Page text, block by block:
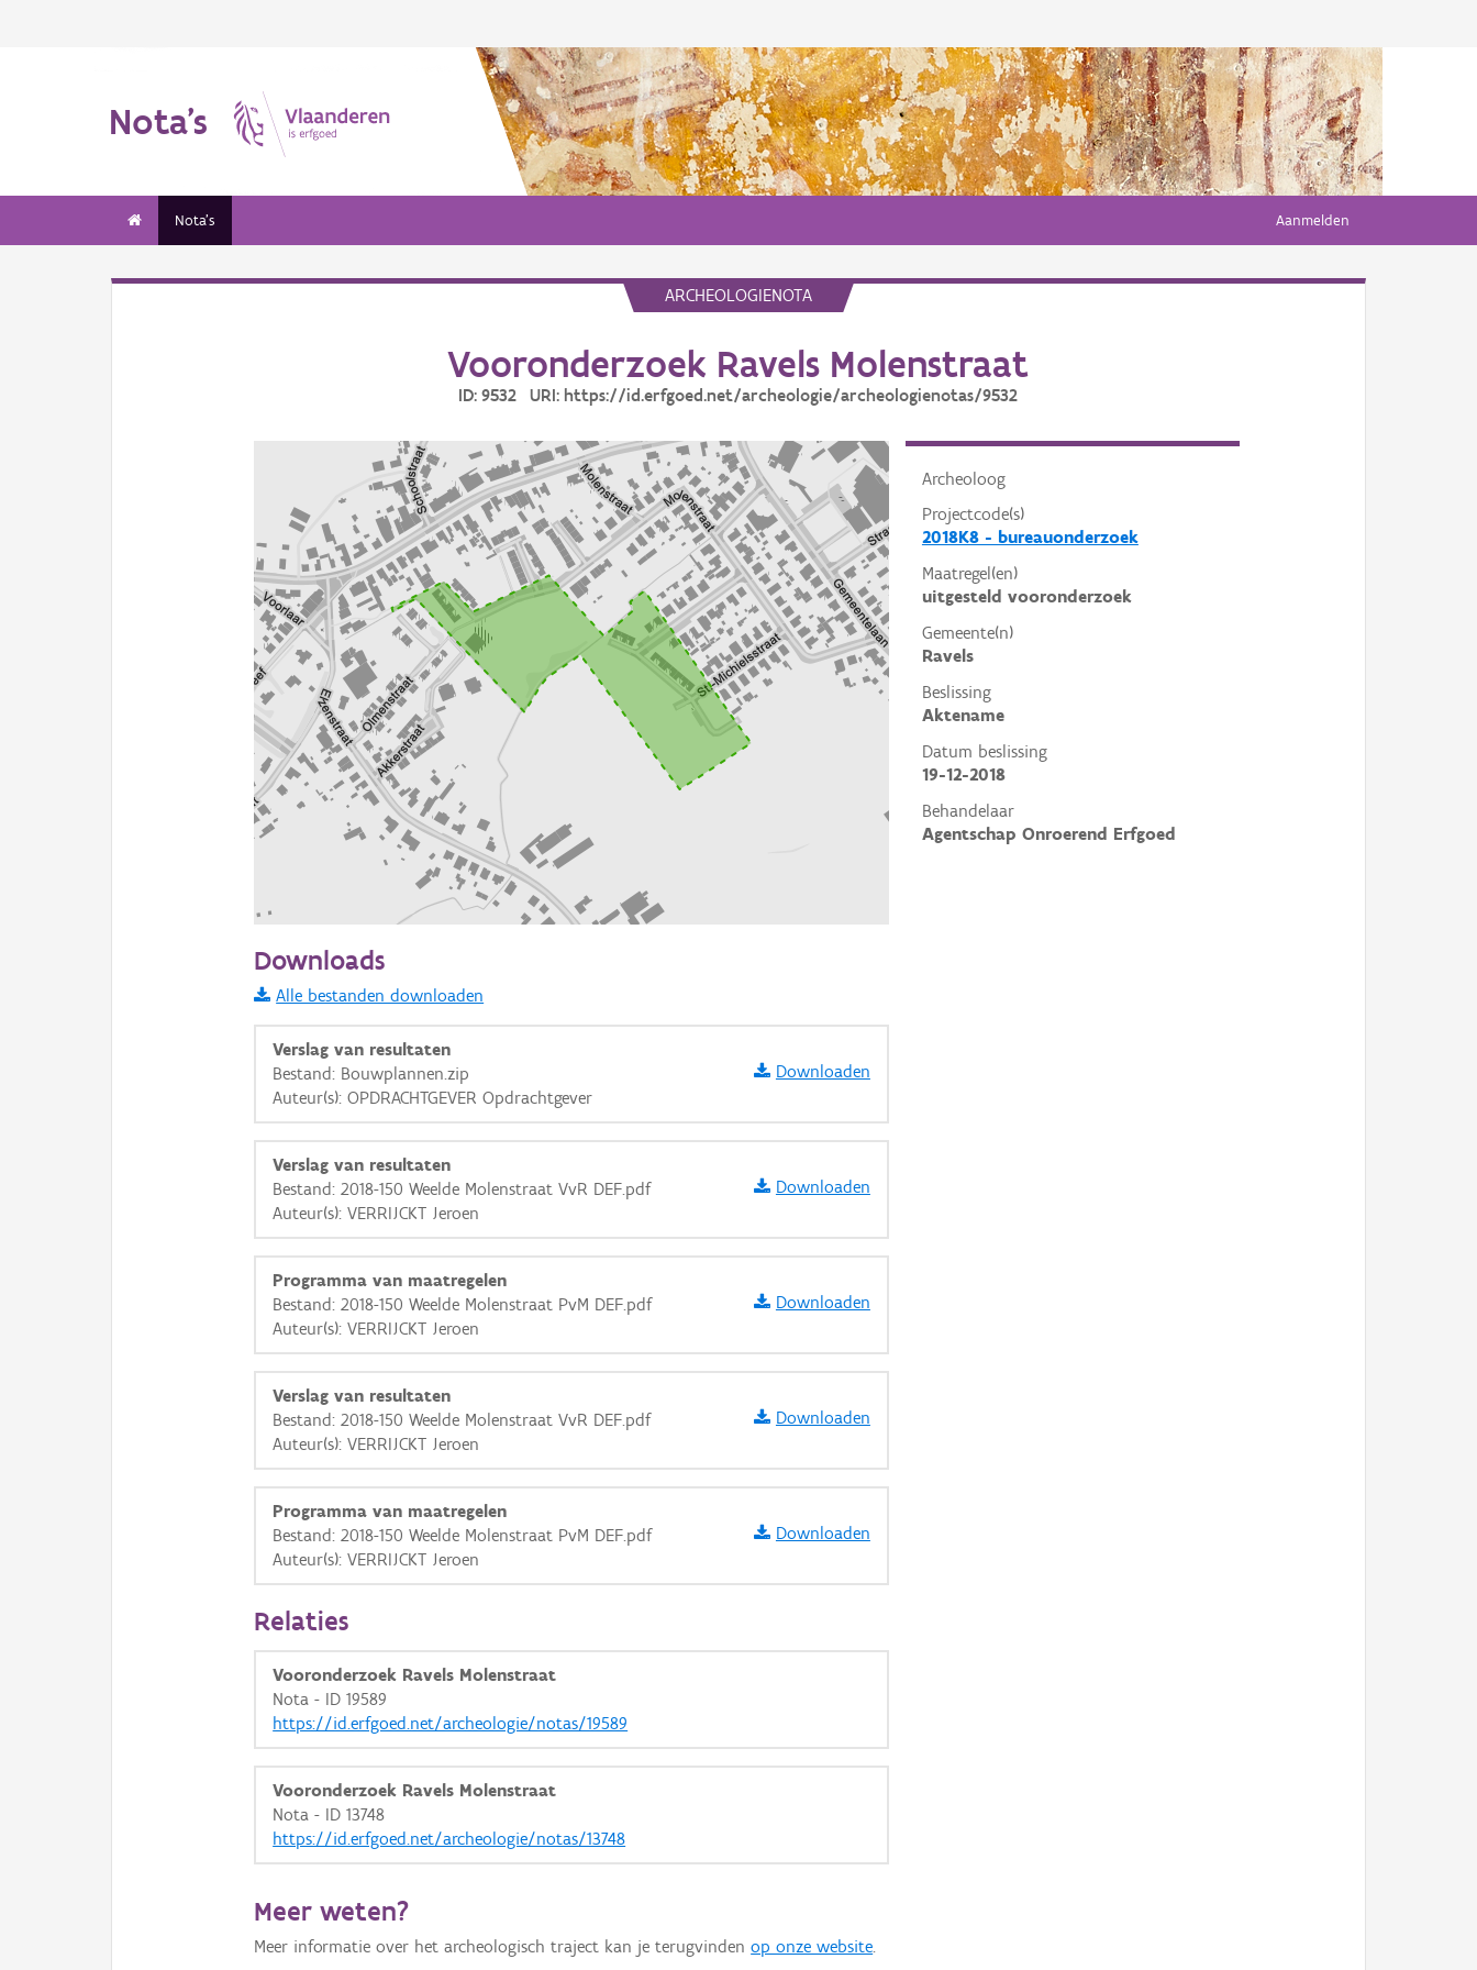
Nota's
Nota's Aanmelden
ARCHEOLOGIENOTA
Vooronderzoek Ravels Molenstraat
ID: 9532 URI: https://id.erfgoed.net/archeologie/archeologienotas/9532
Archeoloog
Projectcode(s)
2018K8 - bureauonderzoek
Maatregel(en)
uitgesteld vooronderzoek
Gemeente(n)
Ravels
Beslissing
Aktename
Datum beslissing
19-12-2018
Behandelaar
Agentschap Onroerend Erfgoed
Informatie Vlaanderen
i
+ −
OSM-Basiskaart
Ortho
GRB-Basiskaart
GRB-Basiskaart in grijswaarden
Downloads
Alle bestanden downloaden
Verslag van resultaten
Bestand: Bouwplannen.zip
Auteur(s): OPDRACHTGEVER Opdrachtgever
Downloaden
Verslag van resultaten
Bestand: 2018-150 Weelde Molenstraat VvR DEF.pdf
Auteur(s): VERRIJCKT Jeroen
Downloaden
Programma van maatregelen
Bestand: 2018-150 Weelde Molenstraat PvM DEF.pdf
Auteur(s): VERRIJCKT Jeroen
Downloaden
Verslag van resultaten
Bestand: 2018-150 Weelde Molenstraat VvR DEF.pdf
Auteur(s): VERRIJCKT Jeroen
Downloaden
Programma van maatregelen
Bestand: 2018-150 Weelde Molenstraat PvM DEF.pdf
Auteur(s): VERRIJCKT Jeroen
Downloaden
Relaties
Vooronderzoek Ravels Molenstraat
Nota - ID 19589
https://id.erfgoed.net/archeologie/notas/19589
Vooronderzoek Ravels Molenstraat
Nota - ID 13748
https://id.erfgoed.net/archeologie/notas/13748
Meer weten?
Meer informatie over het archeologisch traject kan je terugvindenop onze website.